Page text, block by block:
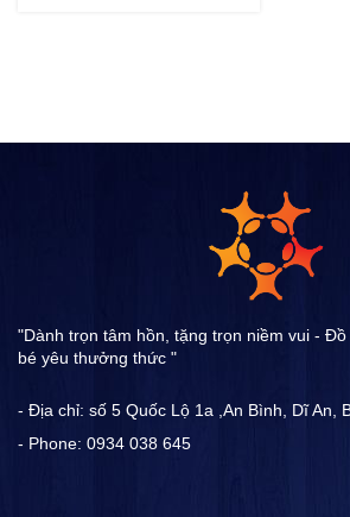
"Dành trọn tâm hồn, tặng trọn niềm vui -
bé yêu thưởng thức "
- Địa chỉ: số 5 Quốc Lộ 1a ,An Bình, Dĩ An,
- Phone: 0934 038 645